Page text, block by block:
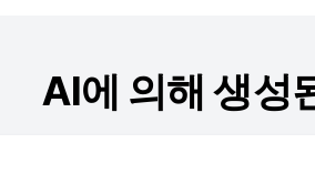
AI에 의해 생성